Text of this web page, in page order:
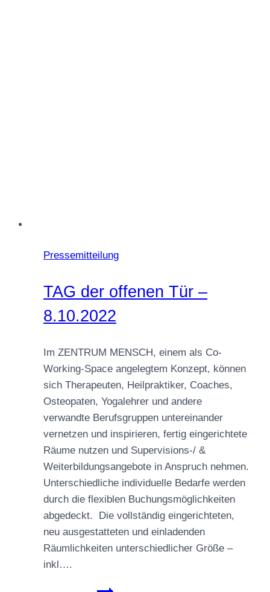
Pressemitteilung
TAG der offenen Tür –
8.10.2022
Im ZENTRUM MENSCH, einem als Co-
Working-Space angelegtem Konzept, können
sich Therapeuten, Heilpraktiker, Coaches,
Osteopaten, Yogalehrer und andere
verwandte Berufsgruppen untereinander
vernetzen und inspirieren, fertig eingerichtete
Räume nutzen und Supervisions-/ &
Weiterbildungsangebote in Anspruch nehmen.
Unterschiedliche individuelle Bedarfe werden
durch die flexiblen Buchungsmöglichkeiten
abgedeckt. Die vollständig eingerichteten,
neu ausgestatteten und einladenden
Räumlichkeiten unterschiedlicher Größe –
inkl….